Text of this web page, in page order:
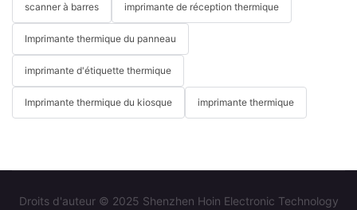
scanner à barres imprimante de réception thermique
Imprimante thermique du panneau
imprimante d'étiquette thermique
Imprimante thermique du kiosque imprimante thermique
Droits d'auteur © 2025 Shenzhen Hoin Electronic Technology